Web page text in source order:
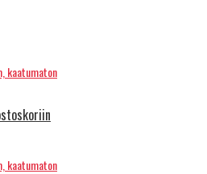
kaatumaton
kaatumaton